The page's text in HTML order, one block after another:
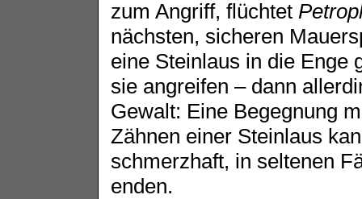
zum Angriff, flüchtet
nächsten, sicheren
eine Steinlaus in die Enge
sie angreifen – dann
Gewalt: Eine Begegnung
Zähnen einer Steinlaus
schmerzhaft, in seltenen
enden.